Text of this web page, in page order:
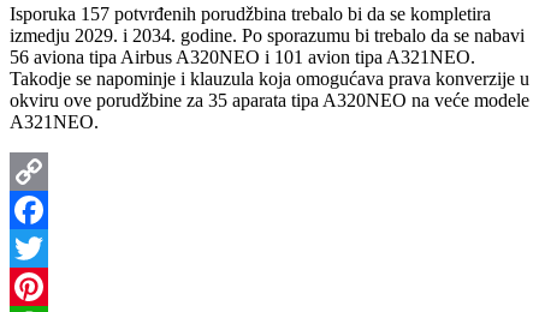
Isporuka 157 potvrđenih porudžbina trebalo bi da se kompletira
izmedju 2029. i 2034. godine. Po sporazumu bi trebalo da se nabavi
56 aviona tipa Airbus A320NEO i 101 avion tipa A321NEO.
Takodje se napominje i klauzula koja omogućava prava konverzije u
okviru ove porudžbine za 35 aparata tipa A320NEO na veće modele
A321NEO.
Copy
Link
Facebook
Twitter